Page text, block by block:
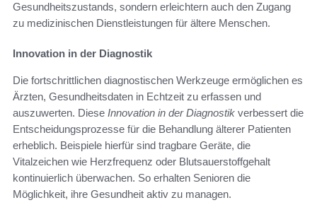
Gesundheitszustands, sondern erleichtern auch den Zugang
zu medizinischen Dienstleistungen für ältere Menschen.
Innovation in der Diagnostik
Die fortschrittlichen diagnostischen Werkzeuge ermöglichen es
Ärzten, Gesundheitsdaten in Echtzeit zu erfassen und
auszuwerten. Diese Innovation in der Diagnostik verbessert die
Entscheidungsprozesse für die Behandlung älterer Patienten
erheblich. Beispiele hierfür sind tragbare Geräte, die
Vitalzeichen wie Herzfrequenz oder Blutsauerstoffgehalt
kontinuierlich überwachen. So erhalten Senioren die
Möglichkeit, ihre Gesundheit aktiv zu managen.